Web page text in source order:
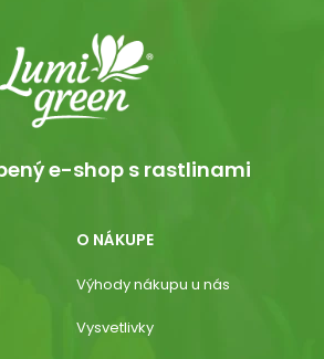
e-shop s rastlinami
O NÁKUPE
Výhody nákupu u nás
Vysvetlivky